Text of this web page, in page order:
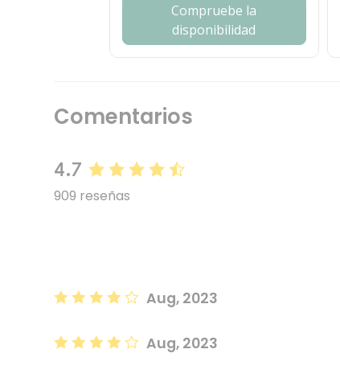
Compruebe la
disponibilidad
Comentarios
4.7
909 reseñas
Aug, 2023
Aug, 2023